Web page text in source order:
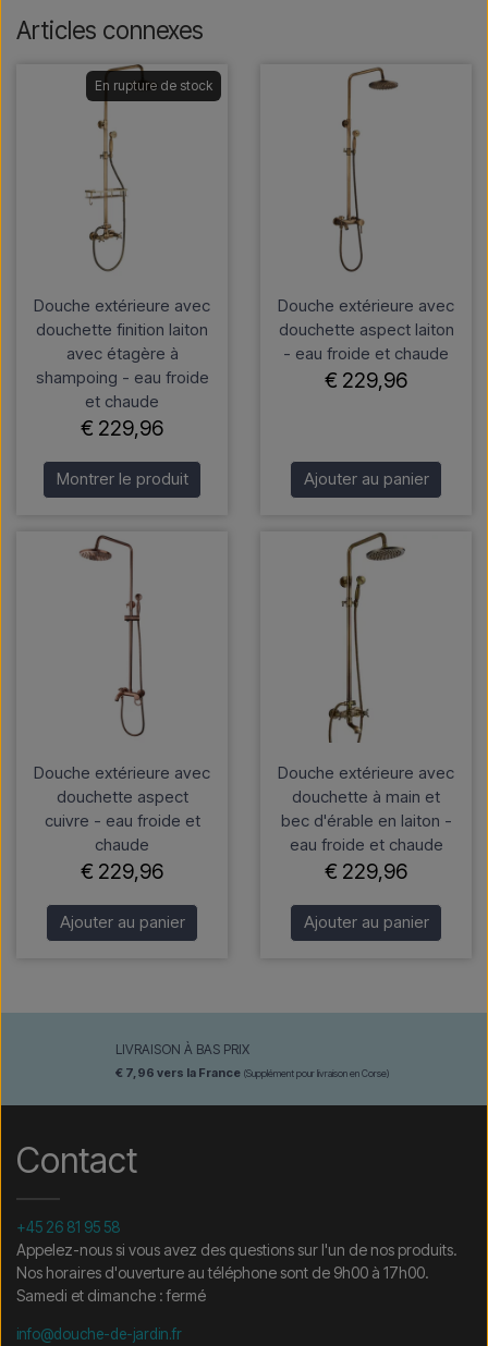
Articles connexes
En rupture de stock
Douche extérieure avec
douchette finition laiton
avec étagère à
shampoing - eau froide
et chaude
€ 229,96
Montrer le produit
Douche extérieure avec
douchette aspect laiton
- eau froide et chaude
€ 229,96
Ajouter au panier
Douche extérieure avec
douchette aspect
cuivre - eau froide et
chaude
€ 229,96
Ajouter au panier
Douche extérieure avec
douchette à main et
bec d'érable en laiton -
eau froide et chaude
€ 229,96
Ajouter au panier
LIVRAISON À BAS PRIX
€ 7,96 vers la France(Supplément pour livraison en Corse)
Contact
+45 26 81 95 58
Appelez-nous si vous avez des questions sur l'un de nos produits.
Nos horaires d'ouverture au téléphone sont de 9h00 à 17h00.
Samedi et dimanche : fermé
info@douche-de-jardin.fr